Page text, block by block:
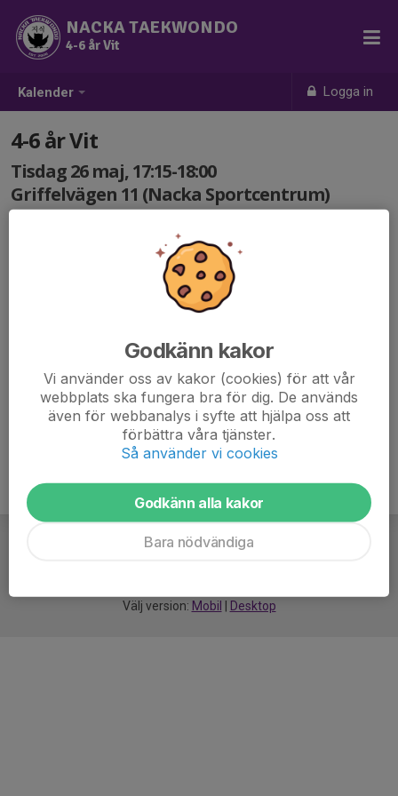
Kalender Logga in
NACKA TAEKWONDO
4-6 år Vit
4-6 år Vit
Tisdag 26 maj, 17:15-18:00
Griffelvägen 11 (Nacka Sportcentrum)
Välj version: Mobil Desktop
Godkänn kakor
Vi använder oss av kakor (cookies) för att vår
webbplats ska fungera bra för dig. De används
även för webbanalys i syfte att hjälpa oss att
förbättra våra tjänster.
Så använder vi cookies
Godkänn alla kakor
Bara nödvändiga